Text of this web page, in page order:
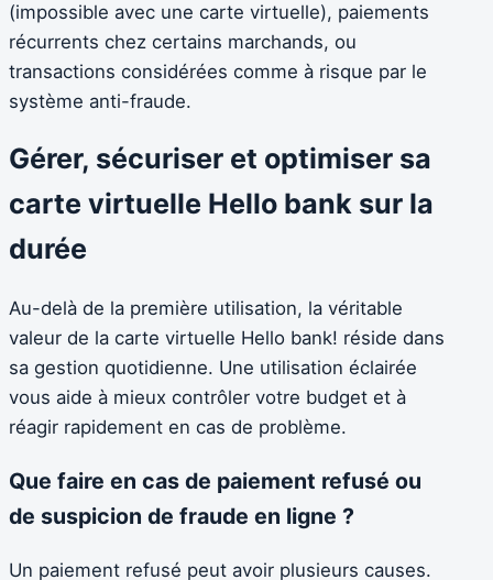
(impossible avec une carte virtuelle), paiements
récurrents chez certains marchands, ou
transactions considérées comme à risque par le
système anti-fraude.
Gérer, sécuriser et optimiser sa
carte virtuelle Hello bank sur la
durée
Au-delà de la première utilisation, la véritable
valeur de la carte virtuelle Hello bank! réside dans
sa gestion quotidienne. Une utilisation éclairée
vous aide à mieux contrôler votre budget et à
réagir rapidement en cas de problème.
Que faire en cas de paiement refusé ou
de suspicion de fraude en ligne ?
Un paiement refusé peut avoir plusieurs causes.